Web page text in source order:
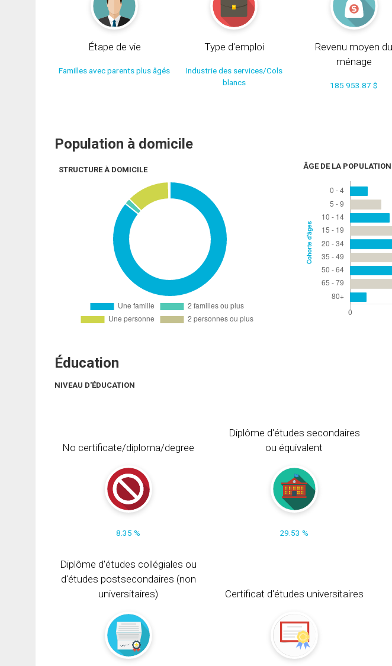
Étape de vie
Familles avec parents plus âgés
Type d'emploi
Industrie des services/Cols
blancs
Revenu moyen du
ménage
185 953.87 $
Population à domicile
STRUCTURE À DOMICILE ÂGE DE LA POPULATION
Éducation
NIVEAU D'ÉDUCATION
No certificate/diploma/degree
8.35 %
Diplôme d'études secondaires
ou équivalent
29.53 %
Diplôme d'études collégiales ou
d'études postsecondaires (non
universitaires)
Certificat d'études universitaires